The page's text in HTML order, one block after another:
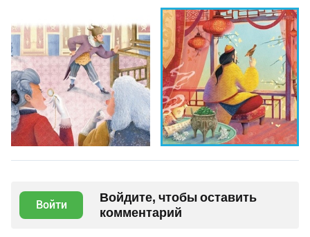
Войти
Войдите, чтобы оставить
комментарий